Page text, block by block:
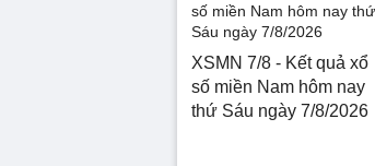
XSMN 7/8 - Kết quả xổ
số miền Nam hôm nay
thứ Sáu ngày 7/8/2026